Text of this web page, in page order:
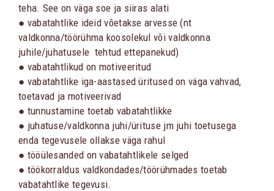
teha. See on väga soe ja siiras alati
● vabatahtlike ideid võetakse arvesse (nt
valdkonna/töörühma koosolekul või valdkonna
juhile/juhatusele tehtud ettepanekud)
● vabatahtlikud on motiveeritud
● vabatahtlike iga-aastased üritused on väga vahvad,
toetavad ja motiveerivad
● tunnustamine toetab vabatahtlikke
● juhatuse/valdkonna juhi/ürituse jm juhi toetusega
enda tegevusele ollakse väga rahul
● tööülesanded on vabatahtlikele selged
● töökorraldus valdkondades/töörühmades toetab
vabatahtlike tegevusi.